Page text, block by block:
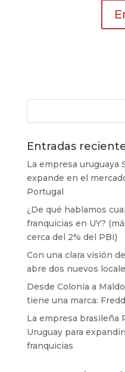
Entradas
La empresa uruguaya
expande en el
Portugal
¿De qué hablamos
franquicias en UY?
cerca del 2% del PBI)
Con una clara visión
abre dos nuevos
Desde Colonia a
tiene una marca:
La empresa brasileña
Uruguay para
franquicias